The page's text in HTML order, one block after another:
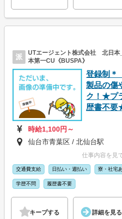
派
UTエージェント株式会社 北日
本第一CU《BUSPA》
登録制＊
製品の傷
ク！★プ
歴書不要
時給1,100円～
仙台市青葉区 / 北仙台駅
仕事内容を見
交通費支給 日払い・週払い 寮・社宅
学歴不問 履歴書不要
キープする 詳細を見る